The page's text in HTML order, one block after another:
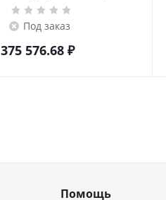
Под заказ
375 576.68₽
Помощь